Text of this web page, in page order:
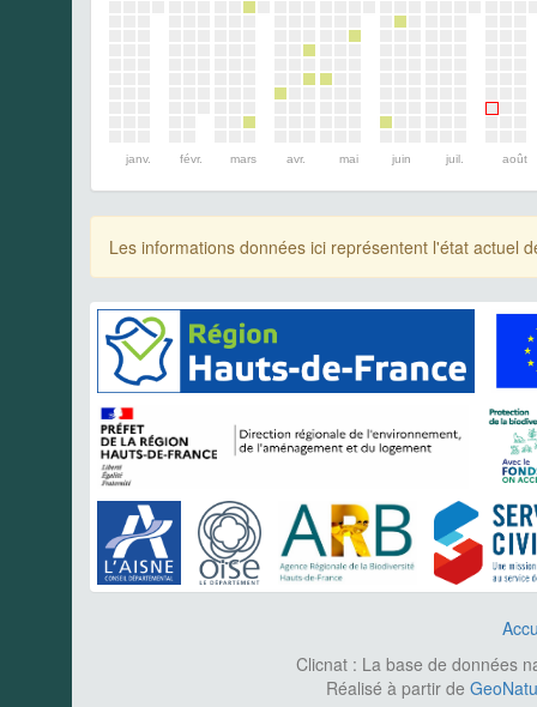
janv. févr. mars avr. mai juin juil. août
Les informations données ici représentent l'état actuel
Clicnat : La base de données
Réalisé à partir de